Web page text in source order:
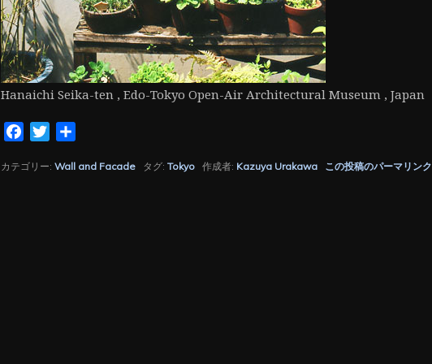
Hanaichi Seika-ten , Edo-Tokyo Open-Air Architectural Museum , Japan
FacebookTwitter
カテゴリー: Wall and Facade タグ: Tokyo 作成者: Kazuya Urakawa この投稿のパーマリンク